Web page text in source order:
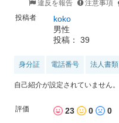
違反を報告 注意事項
投稿者
koko
男性
投稿： 39
身分証 電話番号 法人書類
自己紹介が設定されていません。
評価 23 0 0